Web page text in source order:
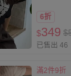
6折
$349
已售出 46
滿2件9折